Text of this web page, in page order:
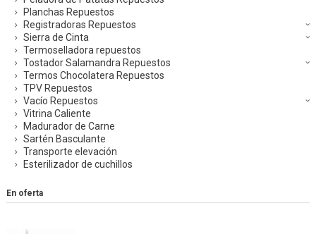
Planchas Repuestos
Registradoras Repuestos
Sierra de Cinta
Termoselladora repuestos
Tostador Salamandra Repuestos
Termos Chocolatera Repuestos
TPV Repuestos
Vacío Repuestos
Vitrina Caliente
Madurador de Carne
Sartén Basculante
Transporte elevación
Esterilizador de cuchillos
En oferta